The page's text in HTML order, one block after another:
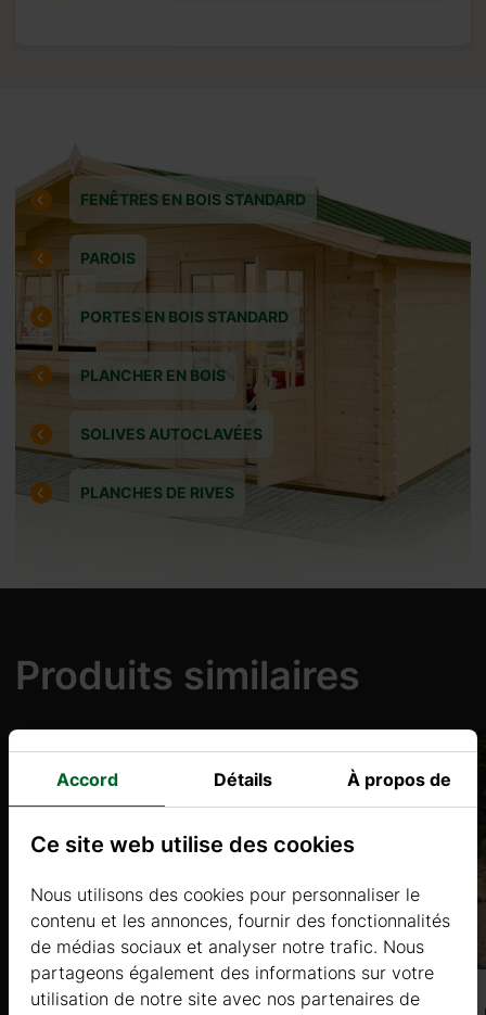
FENÊTRES EN BOIS STANDARD
PAROIS
PORTES EN BOIS STANDARD
PLANCHER EN BOIS
SOLIVES AUTOCLAVÉES
PLANCHES DE RIVES
Produits similaires
avant la
noter
en
Accord Détails À propos de
Ce site web utilise des cookies
Nous utilisons des cookies pour personnaliser le
contenu et les annonces, fournir des fonctionnalités
de médias sociaux et analyser notre trafic. Nous
partageons également des informations sur votre
utilisation de notre site avec nos partenaires de